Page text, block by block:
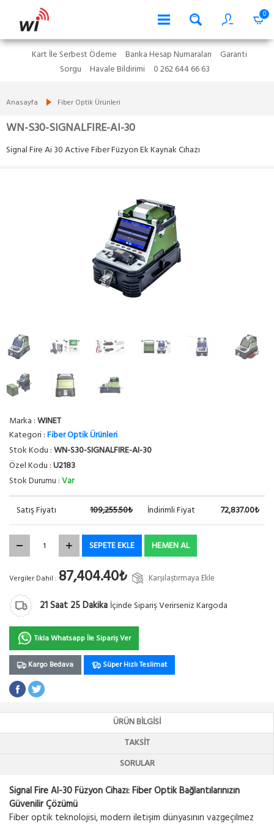
0
Kart İle Serbest Ödeme Banka Hesap Numaraları
Garanti
Sorgu
Havale Bildirimi 0 262 644 66 63
Anasayfa Fiber Optik Ürünleri
WN-S30-SIGNALFIRE-AI-30
Signal Fire Ai 30 Active Fiber Füzyon Ek Kaynak Cıhazı
Marka :WINET
Kategori :Fiber Optik Ürünleri
Stok Kodu :WN-S30-SIGNALFIRE-AI-30
Özel Kodu :U2183
Stok Durumu :Var
Satış Fiyatı 109,255.50₺ İndirimli Fiyat 72,837.00₺
SEPETE EKLE HEMEN AL
Vergiler Dahil : 87,404.40₺ Karşılaştırmaya Ekle
21Saat 25Dakika İçinde Sipariş Verirseniz Kargoda
Tıkla Whatsapp İle Sipariş Ver
Kargo Bedava Süper Hızlı Teslimat
ÜRÜN BILGISI
TAKSIT
SORULAR
Signal Fire AI-30 Füzyon Cihazı: Fiber Optik Bağlantılarınızın
Güvenilir Çözümü
Fiber optik teknolojisi, modern iletişim dünyasının vazgeçilmez